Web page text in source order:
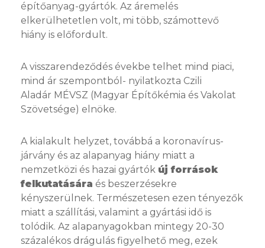
építőanyag-gyártók. Az áremelés
elkerülhetetlen volt, mi több, számottevő
hiány is előfordult.
A visszarendeződés évekbe telhet mind piaci,
mind ár szempontból- nyilatkozta Czili
Aladár MÉVSZ (Magyar Építőkémia és Vakolat
Szövetsége) elnöke.
A kialakult helyzet, továbbá a koronavírus-
járvány és az alapanyag hiány miatt a
nemzetközi és hazai gyártók új források
felkutatására és beszerzésekre
kényszerülnek. Természetesen ezen tényezők
miatt a szállítási, valamint a gyártási idő is
tolódik. Az alapanyagokban mintegy 20-30
százalékos drágulás figyelhető meg, ezek